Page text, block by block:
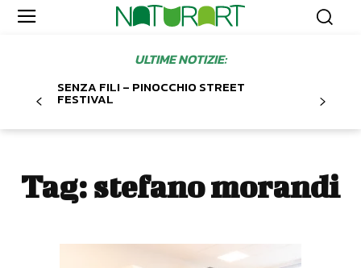
ULTIME NOTIZIE:
SENZA FILI – PINOCCHIO STREET
FESTIVAL
Tag: stefano morandi